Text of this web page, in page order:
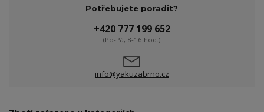
Potřebujete poradit?
+420 777 199 652
(Po-Pá, 8-16 hod.)
info@yakuzabrno.cz